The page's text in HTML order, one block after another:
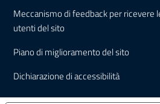
Meccanismo di feedback per ricevere
utenti del sito
Piano di miglioramento del sito
Dichiarazione di accessibilità